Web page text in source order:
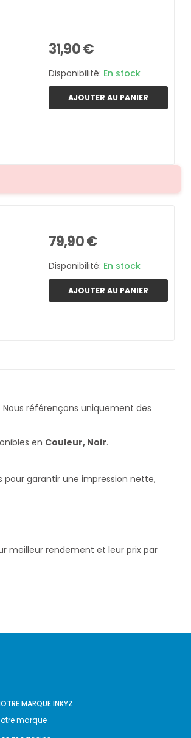
31,90 €
Disponibilité: En stock
AJOUTER AU PANIER
79,90 €
Disponibilité: En stock
AJOUTER AU PANIER
. Nous référençons uniquement des
en Couleur, Noir.
pour garantir une impression nette,
meilleur rendement et leur prix par
MARQUE INKYZ
marque